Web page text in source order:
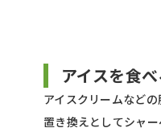
アイスを食
アイスクリームなど
置き換えとしてシャ